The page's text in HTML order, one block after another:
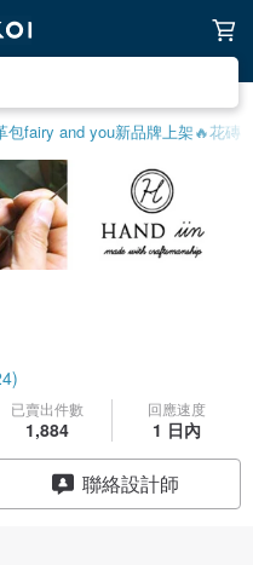
包fairy and you新品牌上架🔥花磚
已賣出件數
1,884
回應速度
1 日內
聯絡設計師